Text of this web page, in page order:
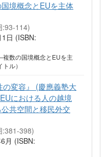
境概念とEUを主体
:93-114)
日 (ISBN:
複数の国境概念とEUを主
ル）
の変容』 (慶應義塾大
における人の越境
共空間と移民外交
:381-398)
月 (ISBN: